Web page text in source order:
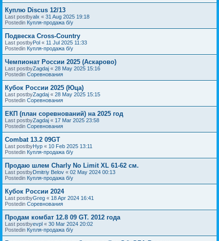
Куплю Discus 12/13
Last postbyalx « 31 Aug 2025 19:18
Postedin Купля-продажа б/у
Подвеска Cross-Country
Last postbyPol « 11 Jul 2025 11:33
Postedin Купля-продажа б/у
Чемпионат России 2025 (Аскарово)
Last postbyZagdaj « 28 May 2025 15:16
Postedin Соревнования
Кубок России 2025 (Юца)
Last postbyZagdaj « 28 May 2025 15:15
Postedin Соревнования
ЕКП (план соревнований) на 2025 год
Last postbyZagdaj « 17 Mar 2025 23:58
Postedin Соревнования
Combat 13.2 09GT
Last postbyНур « 10 Feb 2025 13:11
Postedin Купля-продажа б/у
Продаю шлем Charly No Limit XL 61-62 см.
Last postbyDmitriy Belov « 02 May 2024 00:13
Postedin Купля-продажа б/у
Кубок России 2024
Last postbyGreg « 18 Apr 2024 16:41
Postedin Соревнования
Продам комбат 12.8 09 GT. 2012 года
Last postbyevpl « 30 Mar 2024 20:02
Postedin Купля-продажа б/у